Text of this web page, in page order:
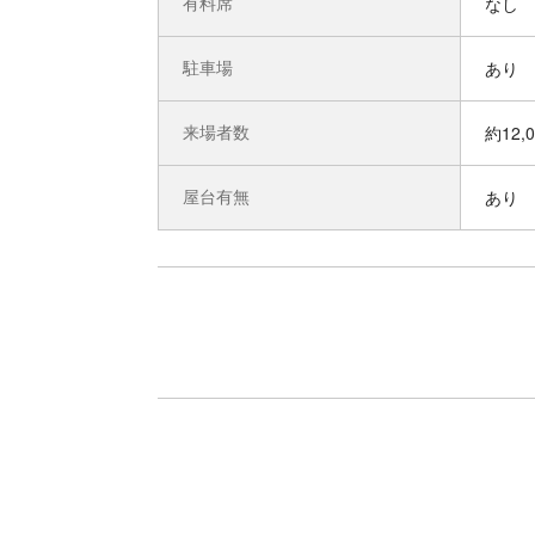
駐車場 あり
来場者数 約
屋台有無 あり